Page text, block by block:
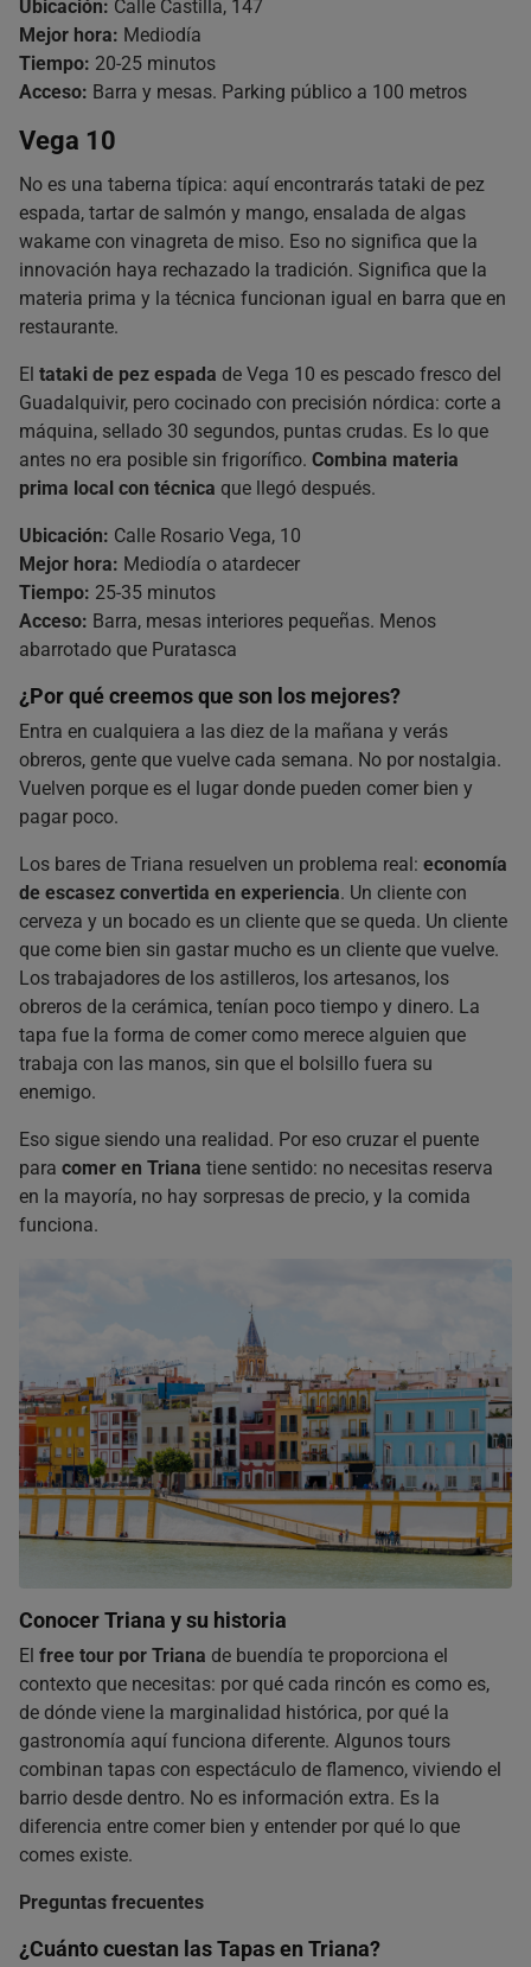
Ubicación: Calle Castilla, 147
Mejor hora: Mediodía
Tiempo: 20-25 minutos
Acceso: Barra y mesas. Parking público a 100 metros
Vega 10
No es una taberna típica: aquí encontrarás tataki de pez
espada, tartar de salmón y mango, ensalada de algas
wakame con vinagreta de miso. Eso no significa que la
innovación haya rechazado la tradición. Significa que la
materia prima y la técnica funcionan igual en barra que en
restaurante.
El tataki de pez espada de Vega 10 es pescado fresco del
Guadalquivir, pero cocinado con precisión nórdica: corte a
máquina, sellado 30 segundos, puntas crudas. Es lo que
antes no era posible sin frigorífico. Combina materia
prima local con técnica que llegó después.
Ubicación: Calle Rosario Vega, 10
Mejor hora: Mediodía o atardecer
Tiempo: 25-35 minutos
Acceso: Barra, mesas interiores pequeñas. Menos
abarrotado que Puratasca
¿Por qué creemos que son los mejores?
Entra en cualquiera a las diez de la mañana y verás
obreros, gente que vuelve cada semana. No por nostalgia.
Vuelven porque es el lugar donde pueden comer bien y
pagar poco.
Los bares de Triana resuelven un problema real: economía
de escasez convertida en experiencia. Un cliente con
cerveza y un bocado es un cliente que se queda. Un cliente
que come bien sin gastar mucho es un cliente que vuelve.
Los trabajadores de los astilleros, los artesanos, los
obreros de la cerámica, tenían poco tiempo y dinero. La
tapa fue la forma de comer como merece alguien que
trabaja con las manos, sin que el bolsillo fuera su
enemigo.
Eso sigue siendo una realidad. Por eso cruzar el puente
para comer en Triana tiene sentido: no necesitas reserva
en la mayoría, no hay sorpresas de precio, y la comida
funciona.
Conocer Triana y su historia
El free tour por Triana de buendía te proporciona el
contexto que necesitas: por qué cada rincón es como es,
de dónde viene la marginalidad histórica, por qué la
gastronomía aquí funciona diferente. Algunos tours
combinan tapas con espectáculo de flamenco, viviendo el
barrio desde dentro. No es información extra. Es la
diferencia entre comer bien y entender por qué lo que
comes existe.
Preguntas frecuentes
¿Cuánto cuestan las Tapas en Triana?